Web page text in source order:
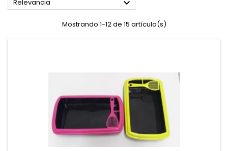
Relevancia 
Mostrando 1-12 de 15 artículo(s)